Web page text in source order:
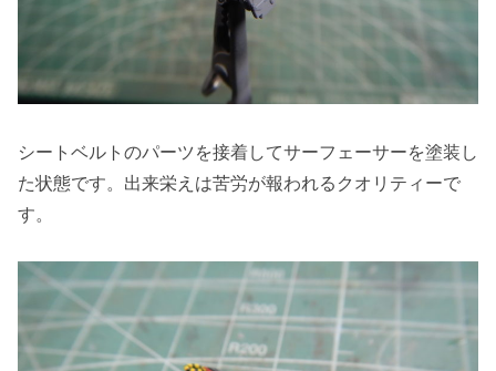
シートベルトのパーツを接着してサーフェーサーを塗装し
た状態です。出来栄えは苦労が報われるクオリティーで
す。